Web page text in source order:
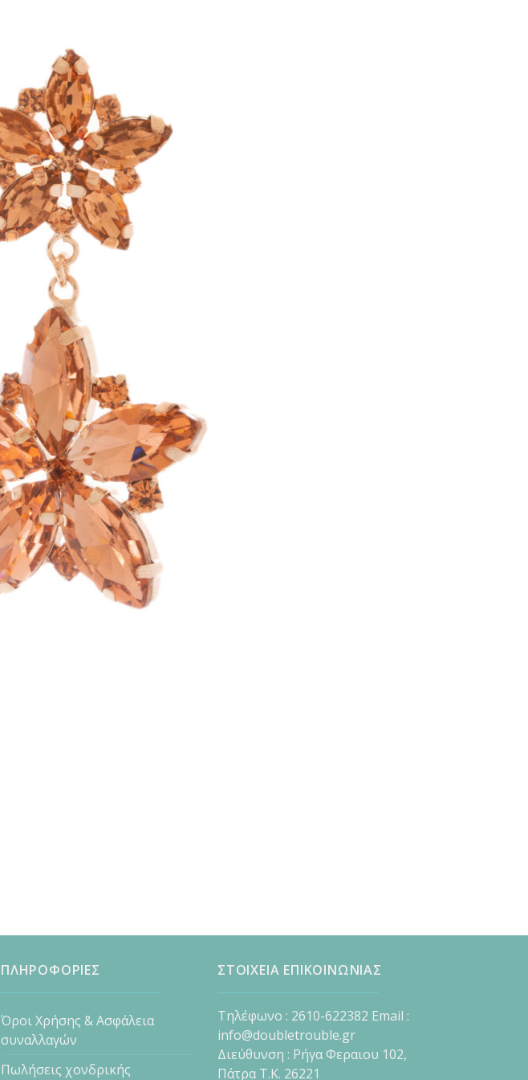
ΠΛΗΡΟΦΟΡΙΕΣ
Όροι Χρήσης & Ασφάλεια
συναλλαγών
Πωλήσεις χονδρικής
ΣΤΟΙΧΕΙΑ ΕΠΙΚΟΙΝΩΝΙΑΣ
Τηλέφωνο : 2610-622382 Email :
info@doubletrouble.gr
Διεύθυνση : Ρήγα Φεραιου 102,
Πάτρα Τ.Κ. 26221